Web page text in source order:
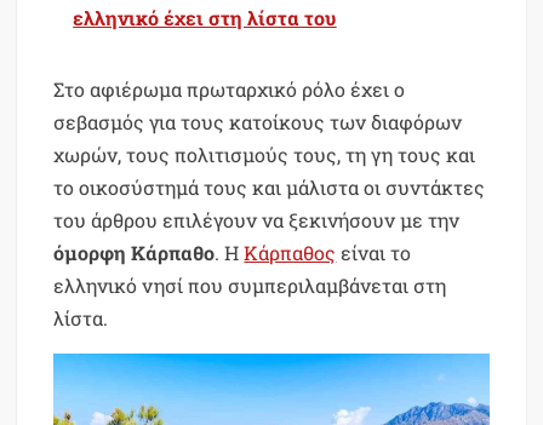
ελληνικό έχει στη λίστα του
Στο αφιέρωμα πρωταρχικό ρόλο έχει ο
σεβασμός για τους κατοίκους των διαφόρων
χωρών, τους πολιτισμούς τους, τη γη τους και
το οικοσύστημά τους και μάλιστα οι συντάκτες
του άρθρου επιλέγουν να ξεκινήσουν με την
όμορφη Κάρπαθο. ΗΚάρπαθος είναι το
ελληνικό νησί που συμπεριλαμβάνεται στη
λίστα.